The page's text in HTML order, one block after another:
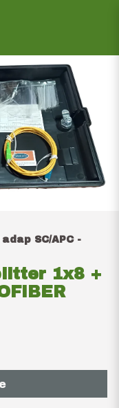
SC/APC -
1x8 +